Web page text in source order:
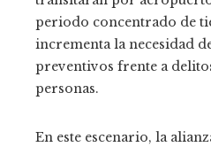
periodo concentrado de
incrementa la necesidad
preventivos frente a
personas.
En este escenario, la